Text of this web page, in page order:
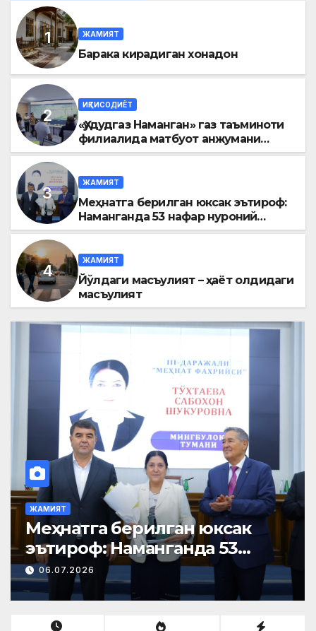
ЖАМИЯТ
Барака кирадиган хонадон
ИҚТИСОДИЁТ
«Ҳудудгаз Наманган» газ таъминоти
филиалида матбуот анжумани
ўтказилди
ЖАМИЯТ
Меҳнатга берилган юксак эътироф:
Наманганда 53 нафар нуроний
«Меҳнат фахрийси» кўкрак нишони
ЖАМИЯТ
Йўлдаги масъулият – ҳаёт олдидаги
масъулият
ЖАМИЯТ
Меҳнатга берилган юксак
эътироф: Наманганда 53
нафар нуроний «Меҳнат
фахрийси» кўкрак нишони
билан тақдирланди
06.07.2026